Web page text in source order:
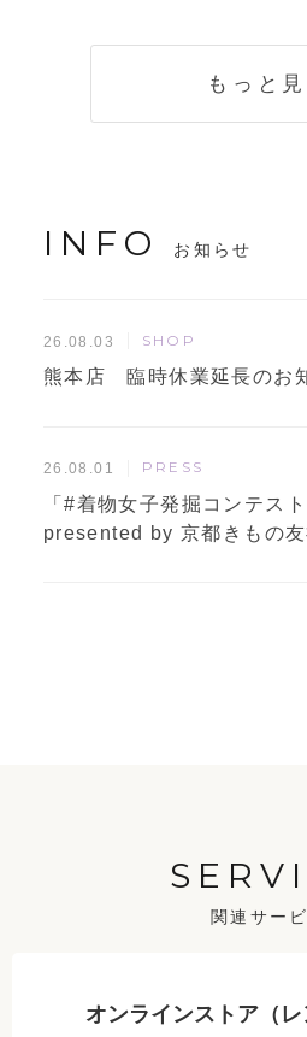
もっと見
INFO お知らせ
26.08.03 SHOP
熊本店 臨時休業延長のお
26.08.01 PRESS
「#着物女子発掘コンテス
presented by 京都きもの
関連サー
オンラインストア（レ